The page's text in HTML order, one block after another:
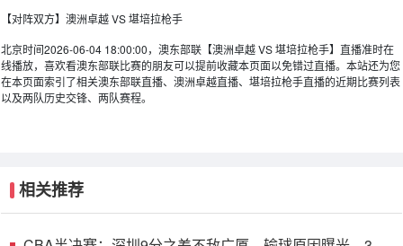
【对阵双方】 澳洲卓越 VS 堪培拉枪手
北京时间2026-06-04 18:00:00，澳东部联【澳洲卓越 VS 堪培拉枪手】直播准时在
线播放，喜欢看澳东部联比赛的朋友可以提前收藏本页面以免错过直播。本站还为您
在本页面索引了相关澳东部联直播、澳洲卓越直播、堪培拉枪手直播的近期比赛列表
以及两队历史交锋、两队赛程。
相关推荐